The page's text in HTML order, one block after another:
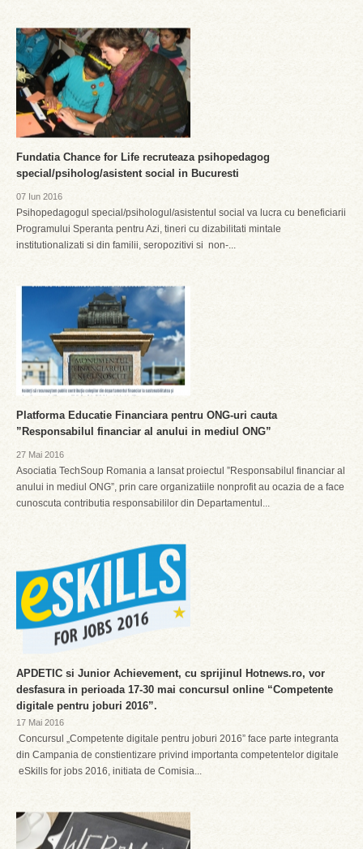
Fundatia Chance for Life recruteaza psihopedagog
special/psiholog/asistent social in Bucuresti
07 Iun 2016
Psihopedagogul special/psihologul/asistentul social va lucra cu beneficiarii
Programului Speranta pentru Azi, tineri cu dizabilitati mintale
institutionalizati si din familii, seropozitivi si non-...
Platforma Educatie Financiara pentru ONG-uri cauta
”Responsabilul financiar al anului in mediul ONG”
27 Mai 2016
Asociatia TechSoup Romania a lansat proiectul ”Responsabilul financiar al
anului in mediul ONG”, prin care organizatiile nonprofit au ocazia de a face
cunoscuta contributia responsabililor din Departamentul...
APDETIC si Junior Achievement, cu sprijinul Hotnews.ro, vor
desfasura in perioada 17-30 mai concursul online “Competente
digitale pentru joburi 2016”.
17 Mai 2016
Concursul „Competente digitale pentru joburi 2016” face parte integranta
din Campania de constientizare privind importanta competentelor digitale
eSkills for jobs 2016, initiata de Comisia...